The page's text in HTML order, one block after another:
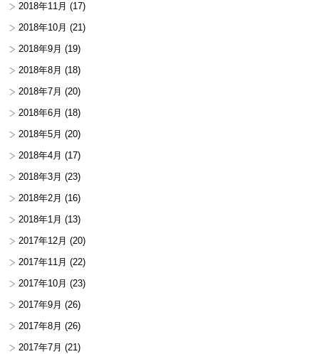
2018年11月 (17)
2018年10月 (21)
2018年9月 (19)
2018年8月 (18)
2018年7月 (20)
2018年6月 (18)
2018年5月 (20)
2018年4月 (17)
2018年3月 (23)
2018年2月 (16)
2018年1月 (13)
2017年12月 (20)
2017年11月 (22)
2017年10月 (23)
2017年9月 (26)
2017年8月 (26)
2017年7月 (21)